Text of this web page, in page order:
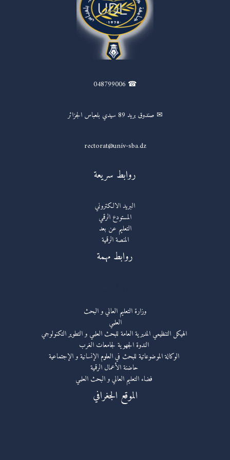
☎ 048799006
✉ صندوق بريد 89 سيدي بلعباس الجزائر
rectorat@univ-sba.dz
روابط سريعة
البريد الالكتروني
المستودع الرقمي
التعليم عن بعد
المنصة الرقمية
روابط مهمة
وزارة التعليم العالي و البحث
العلمي
الهيكل التنظيمي المديرية العامة للبحث العلمي و التطوير التكنولوجي
الندوة الجهوية لجامعات الغرب
الوكالة الموضوعاتية للبحث في العلوم الإنسانية و الإجتماعية
حاضنة الأعمال الرقمية
فضاء التعليم العالي و البحث العلمي
الموقع الجغرافي